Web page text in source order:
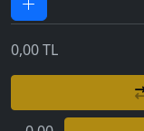
0,00TL